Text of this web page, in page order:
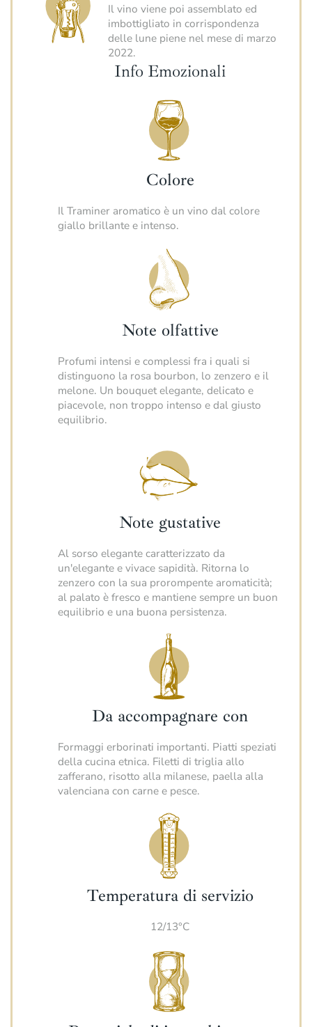
Il vino viene poi assemblato ed
imbottigliato in corrispondenza
delle lune piene nel mese di marzo
2022.
Info Emozionali
Colore
Il Traminer aromatico è un vino dal colore
giallo brillante e intenso.
Note olfattive
Profumi intensi e complessi fra i quali si
distinguono la rosa bourbon, lo zenzero e il
melone. Un bouquet elegante, delicato e
piacevole, non troppo intenso e dal giusto
equilibrio.
Note gustative
Al sorso elegante caratterizzato da
un'elegante e vivace sapidità. Ritorna lo
zenzero con la sua prorompente aromaticità;
al palato è fresco e mantiene sempre un buon
equilibrio e una buona persistenza.
Da accompagnare con
Formaggi erborinati importanti. Piatti speziati
della cucina etnica. Filetti di triglia allo
zafferano, risotto alla milanese, paella alla
valenciana con carne e pesce.
Temperatura di servizio
12/13°C